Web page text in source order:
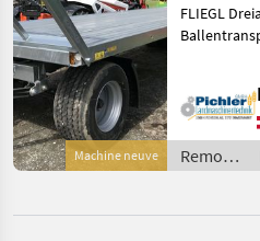
Schwarzmüller
Afficher
tous
les 8
MARKETPLACE
Offres des
Machine neuve
FLIEGL
integriert -
x 2480 mm
Fahrgestell
/ Fliegl